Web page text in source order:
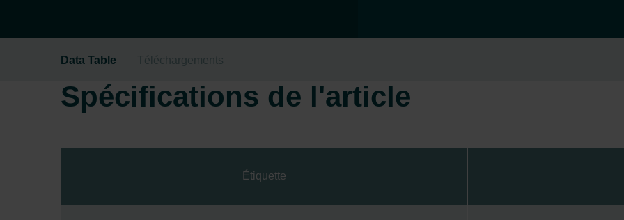
Data Table Téléchargements
Spécifications de l'article
Étiquette